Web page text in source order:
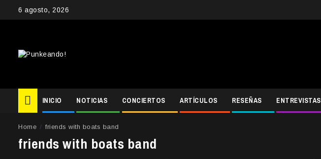
6 agosto, 2026
INICIO NOTICIAS CONCIERTOS ARTÍCULOS RESEÑAS ENTREVISTAS
Home friends with boats band
friends with boats band